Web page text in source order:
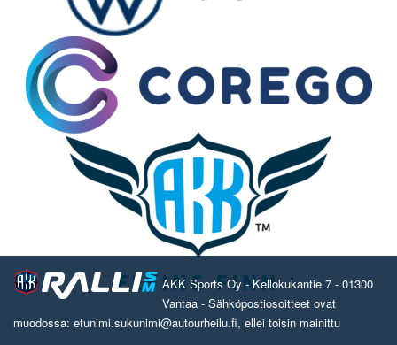
AKK Sports Oy - Kellokukantie 7 - 01300
Vantaa - Sähköpostiosoitteet ovat
muodossa: etunimi.sukunimi@autourheilu.fi, ellei toisin mainittu